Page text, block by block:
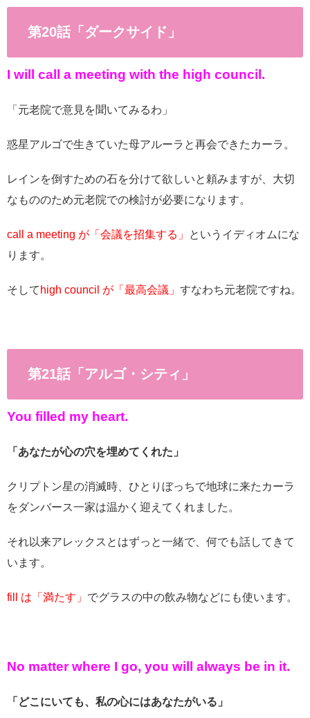
第20話「ダークサイド」
I will call a meeting with the high council.
「元老院で意見を聞いてみるわ」
惑星アルゴで生きていた母アルーラと再会できたカーラ。
レインを倒すための石を分けて欲しいと頼みますが、大切
なもののため元老院での検討が必要になります。
call a meeting が「会議を招集する」
というイディオムにな
ります。
そして high council が「最高会議」 すなわち元老院ですね。
第21話「アルゴ・シティ」
You filled my heart.
「あなたが心の穴を埋めてくれた」
クリプトン星の消滅時、ひとりぼっちで地球に来たカーラ
をダンバース一家は温かく迎えてくれました。
それ以来アレックスとはずっと一緒で、何でも話してきて
います。
fill は「満たす」 でグラスの中の飲み物などにも使います。
No matter where I go, you will always be in it.
「どこにいても、私の心にはあなたがいる」